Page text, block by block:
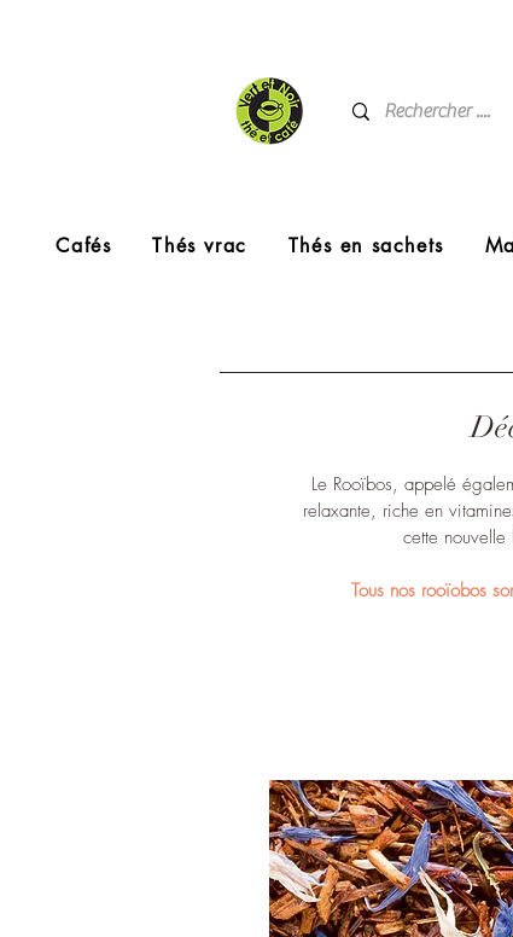
Cafés Thés vrac Thés en sachets
Le Rooïbos, appelé
relaxante, riche en
cette nouvelle
Tous nos rooïobos